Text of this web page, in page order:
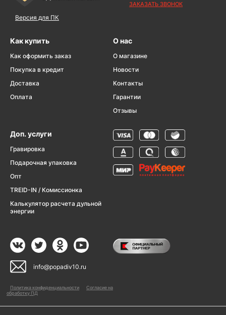
Версия для ПК
ЗАКАЗАТЬ ЗВОНОК
Как купить
Как оформить заказ
Покупка в кредит
Доставка
Оплата
О нас
О магазине
Новости
Контакты
Гарантии
Отзывы
Доп. услуги
Гравировка
Подарочная упаковка
Опт
TREID-IN / Комиссионка
Калькулятор расчета дульной
энергии
info@popadiv10.ru
Политика конфиденциальности
Согласие на
обработку ПД